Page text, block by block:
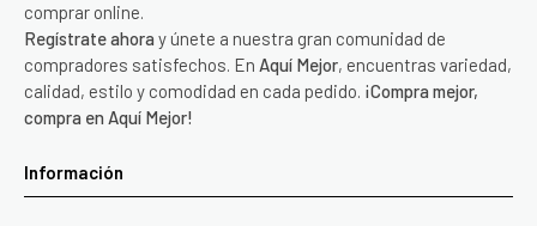
comprar online.
Regístrate ahora y únete a nuestra gran comunidad de
compradores satisfechos. En Aquí Mejor, encuentras variedad,
calidad, estilo y comodidad en cada pedido. ¡Compra mejor,
compra en Aquí Mejor!
Información